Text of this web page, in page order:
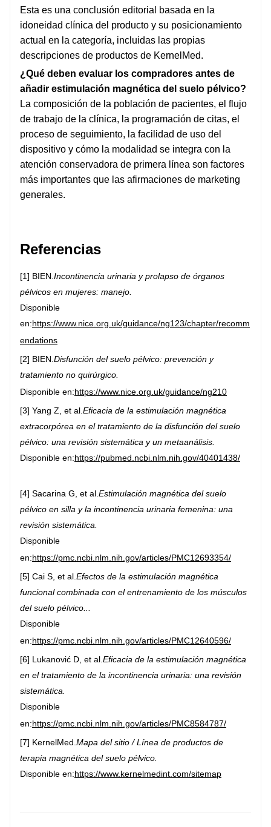
Esta es una conclusión editorial basada en la
idoneidad clínica del producto y su posicionamiento
actual en la categoría, incluidas las propias
descripciones de productos de KernelMed.
¿Qué deben evaluar los compradores antes de
añadir estimulación magnética del suelo pélvico?
La composición de la población de pacientes, el flujo
de trabajo de la clínica, la programación de citas, el
proceso de seguimiento, la facilidad de uso del
dispositivo y cómo la modalidad se integra con la
atención conservadora de primera línea son factores
más importantes que las afirmaciones de marketing
generales.
Referencias
[1] BIEN.Incontinencia urinaria y prolapso de órganos
pélvicos en mujeres: manejo.
Disponible
en:https://www.nice.org.uk/guidance/ng123/chapter/recomm
endations
[2] BIEN.Disfunción del suelo pélvico: prevención y
tratamiento no quirúrgico.
Disponible en:https://www.nice.org.uk/guidance/ng210
[3] Yang Z, et al.Eficacia de la estimulación magnética
extracorpórea en el tratamiento de la disfunción del suelo
pélvico: una revisión sistemática y un metaanálisis.
Disponible en:https://pubmed.ncbi.nlm.nih.gov/40401438/
[4] Sacarina G, et al.Estimulación magnética del suelo
pélvico en silla y la incontinencia urinaria femenina: una
revisión sistemática.
Disponible
en:https://pmc.ncbi.nlm.nih.gov/articles/PMC12693354/
[5] Cai S, et al.Efectos de la estimulación magnética
funcional combinada con el entrenamiento de los músculos
del suelo pélvico...
Disponible
en:https://pmc.ncbi.nlm.nih.gov/articles/PMC12640596/
[6] Lukanović D, et al.Eficacia de la estimulación magnética
en el tratamiento de la incontinencia urinaria: una revisión
sistemática.
Disponible
en:https://pmc.ncbi.nlm.nih.gov/articles/PMC8584787/
[7] KernelMed.Mapa del sitio / Línea de productos de
terapia magnética del suelo pélvico.
Disponible en:https://www.kernelmedint.com/sitemap